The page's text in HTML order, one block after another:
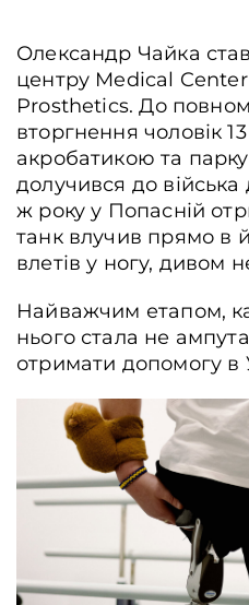
Олександр Чайка
центру Medical
Prosthetics. До
вторгнення чоловік
акробатикою та
долучився до
ж року у Попасній
танк влучив прямо в
влетів у ногу, дивом
Найважчим етапом,
нього стала не
отримати допомогу в